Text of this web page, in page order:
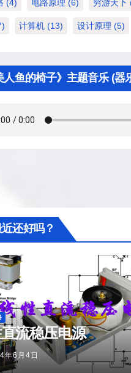
(4) 电路原理 (6) 穷游天下
计算机 (13) 设计原理 (5)
人鱼的椅子》主题音乐 (器
还好吗？
流稳压电源
年6月4日